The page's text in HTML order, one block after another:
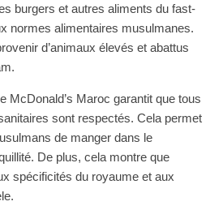
burgers et autres aliments du fast-
normes alimentaires musulmanes.
d’animaux élevés et abattus
McDonald’s Maroc garantit que tous
sont respectés. Cela permet
de manger dans le
De plus, cela montre que
spécificités du royaume et aux